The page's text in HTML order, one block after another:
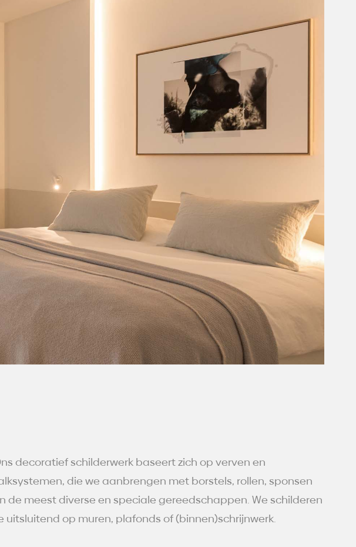
decoratief schilderwerk baseert zich op verven en
die we aanbrengen met borstels, rollen, sponsen
de meest diverse en speciale gereedschappen. We schilderen
uitsluitend op muren, plafonds of (binnen)schrijnwerk.